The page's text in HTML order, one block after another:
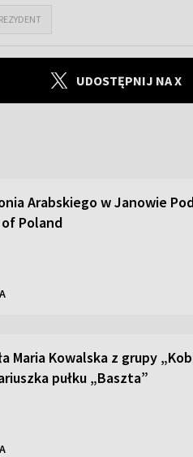
UDOSTĘPNIJ NA X
Arabskiego w Janowie
Poland
Maria Kowalska z grupy
pułku „Baszta”